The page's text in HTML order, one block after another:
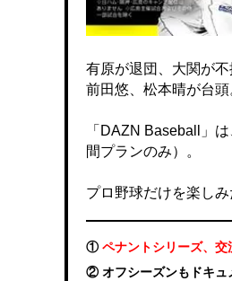
有原が退団、大関が
前田悠、松本晴が台
「DAZN Baseball」は
間プランのみ）。
プロ野球だけを楽しみ
①ペナントシリーズ、交
② オフシーズンもドキュ